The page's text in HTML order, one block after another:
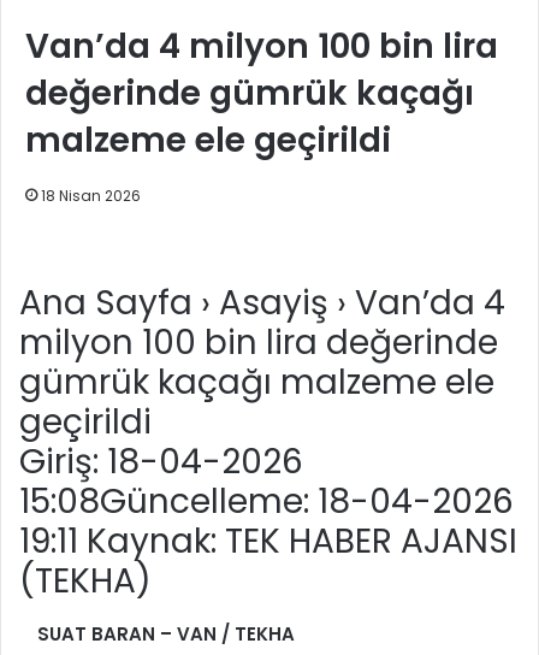
Van’da 4 milyon 100 bin lira
değerinde gümrük kaçağı
malzeme ele geçirildi
18 Nisan 2026
Ana Sayfa › Asayiş › Van’da 4
milyon 100 bin lira değerinde
gümrük kaçağı malzeme ele
geçirildi
Giriş: 18-04-2026
15:08Güncelleme: 18-04-2026
19:11 Kaynak: TEK HABER AJANSI
(TEKHA)
SUAT BARAN – VAN / TEKHA